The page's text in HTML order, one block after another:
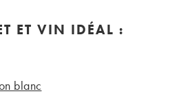
ET VIN IDÉAL :
blanc